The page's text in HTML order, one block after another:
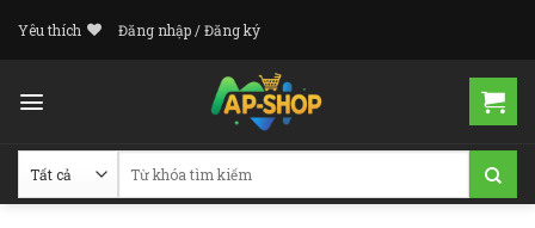
Yêu thích Đăng nhập / Đăng ký